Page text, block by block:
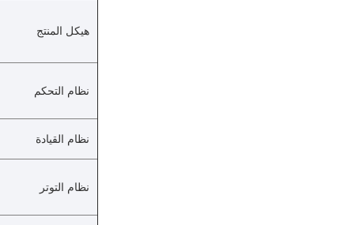
هيكل المنتج
نظام التحكم
نظام القيادة
نظام التوتر